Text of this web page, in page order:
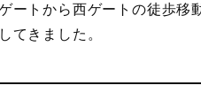
トから西ゲートの徒歩移
てきました。